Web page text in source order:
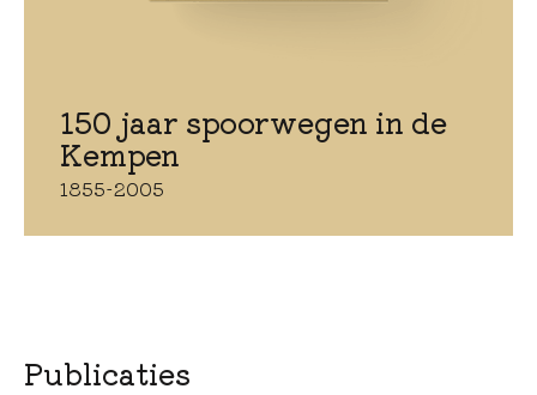
150 jaar spoorwegen in de
Kempen
1855-2005
Publicaties